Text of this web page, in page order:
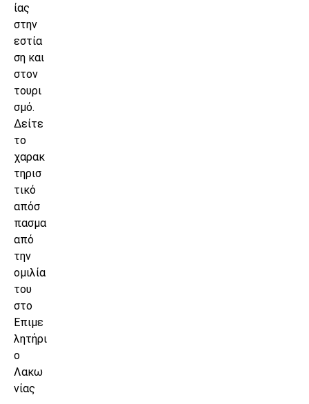
ίας
στην
εστία
ση και
στον
τουρι
σμό.
Δείτε
το
χαρακ
τηρισ
τικό
απόσ
πασμα
από
την
ομιλία
του
στο
Επιμε
λητήρι
ο
Λακω
νίας